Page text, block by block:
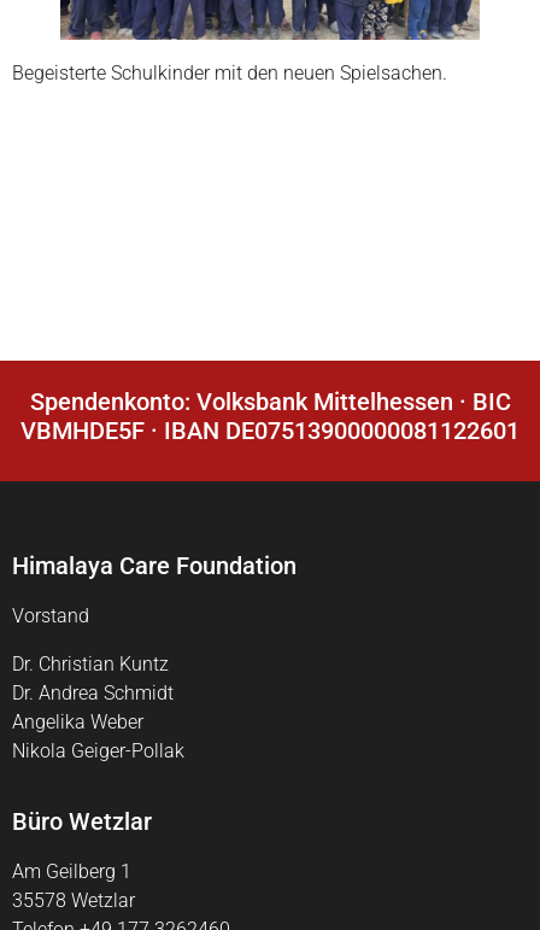
Begeisterte Schulkinder mit den neuen Spielsachen.
Spendenkonto: Volksbank Mittelhessen · BIC
VBMHDE5F · IBAN DE07513900000081122601
Himalaya Care Foundation
Vorstand
Dr. Christian Kuntz
Dr. Andrea Schmidt
Angelika Weber
Nikola Geiger-Pollak
Büro Wetzlar
Am Geilberg 1
35578 Wetzlar